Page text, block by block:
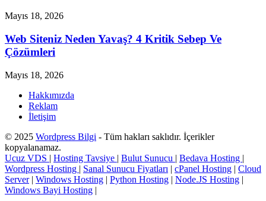
Mayıs 18, 2026
Web Siteniz Neden Yavaş? 4 Kritik Sebep Ve
Çözümleri
Mayıs 18, 2026
Hakkımızda
Reklam
İletişim
© 2025 Wordpress Bilgi - Tüm hakları saklıdır. İçerikler
kopyalanamaz.
Ucuz VDS | Hosting Tavsiye | Bulut Sunucu | Bedava Hosting |
Wordpress Hosting | Sanal Sunucu Fiyatları | cPanel Hosting | Cloud
Server| Windows Hosting | Python Hosting | Node.JS Hosting |
Windows Bayi Hosting |